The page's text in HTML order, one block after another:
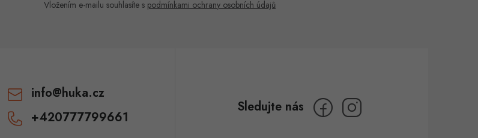
Vložením e-mailu souhlasíte s podmínkami ochrany osobních údajů
info@huka.cz
+420777799661